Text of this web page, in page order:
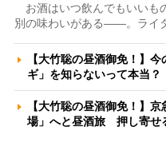
お酒はいつ飲んでもいいも
別の味わいがある――。ライ
【大竹聡の昼酒御免！】
ギ」を知らないって本当
【大竹聡の昼酒御免！】
場」へと昼酒旅 押し寄せ